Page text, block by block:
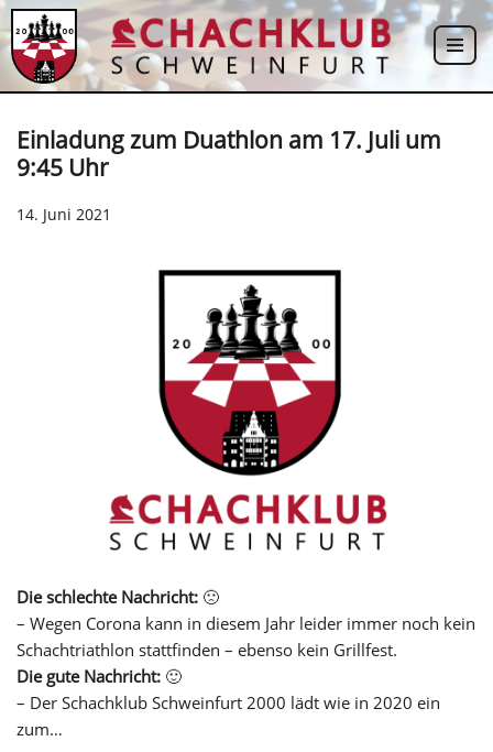
Zum
Inhalt
Einladung zum Duathlon am 17. Juli um
9:45 Uhr
14. Juni 2021
Die schlechte Nachricht: 🙁
– Wegen Corona kann in diesem Jahr leider immer noch kein
Schachtriathlon stattfinden – ebenso kein Grillfest.
Die gute Nachricht: 🙂
– Der Schachklub Schweinfurt 2000 lädt wie in 2020 ein
zum…